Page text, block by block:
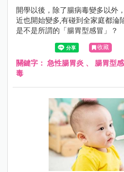
開學以後，除了腸病毒變多以外
近也開始變多‚有碰到全家庭都淪
是不是所謂的「腸胃型感冒」？
收藏
關鍵字： 急性腸胃炎 、 腸胃型
毒